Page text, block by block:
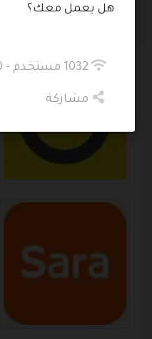
هل يعمل معك؟
1032 مستخدم - 0 اليوم
مشاركة